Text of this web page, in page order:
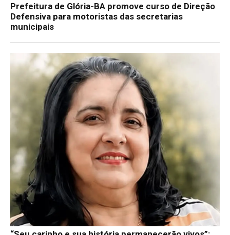
Prefeitura de Glória-BA promove curso de Direção
Defensiva para motoristas das secretarias
municipais